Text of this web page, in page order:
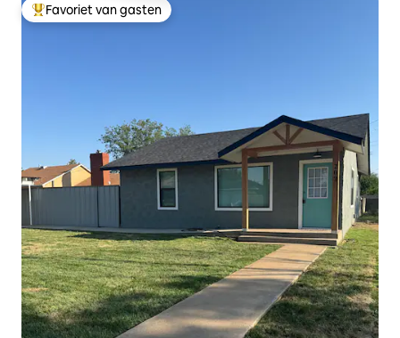
Topfavoriet van gasten
Favoriet van gasten